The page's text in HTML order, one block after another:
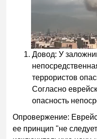
Довод: У
террористов
Согласно
опасность
Опровержение:
ее принцип "не